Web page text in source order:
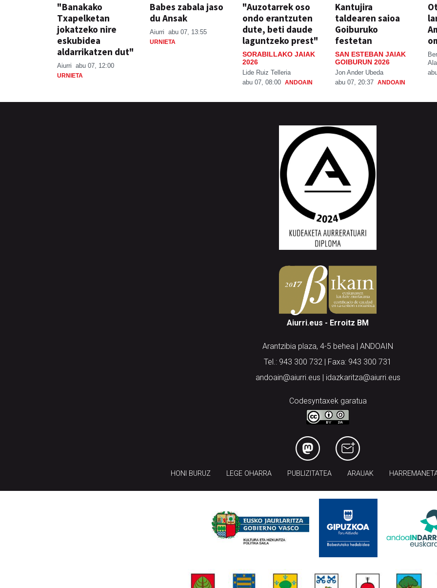
"Banakako
Txapelketan
jokatzeko nire
eskubidea
aldarrikatzen dut"
Aiurri abu 07, 12:00
URNIETA
Babes zabala jaso
du Ansak
Aiurri abu 07, 13:55
URNIETA
"Auzotarrek oso
ondo erantzuten
dute, beti daude
laguntzeko prest"
SORABILLAKO JAIAK
2026
Lide Ruiz Telleria
abu 07, 08:00 ANDOAIN
Kantujira
taldearen saioa
Goiburuko
festetan
SAN ESTEBAN JAIAK
GOIBURUN 2026
Jon Ander Ubeda
abu 07, 20:37 ANDOAIN
Aiurri.eus - Erroitz BM
Arantzibia plaza, 4-5 behea | ANDOAIN
Tel.: 943 300 732 | Faxa: 943 300 731
andoain@aiurri.eus | idazkaritza@aiurri.eus
Codesyntaxek garatua
HONI BURUZ LEGE OHARRA PUBLIZITATEA ARAUAK